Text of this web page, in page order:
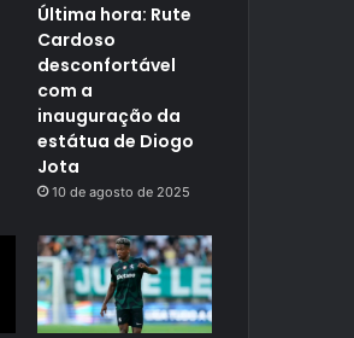
Última hora: Rute
Cardoso
desconfortável
com a
inauguração da
estátua de Diogo
Jota
10 de agosto de 2025